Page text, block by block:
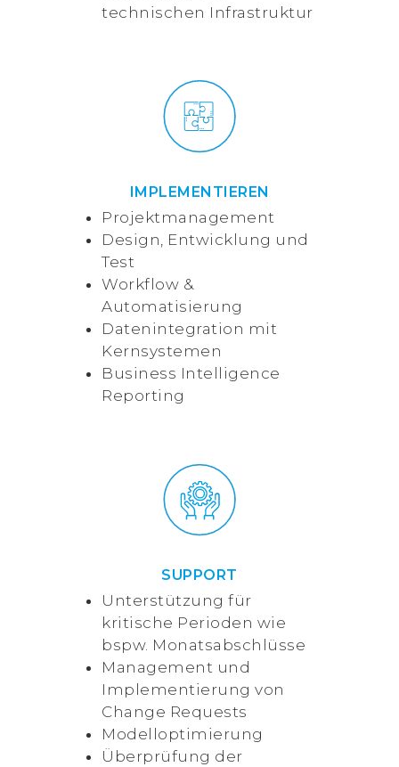
technischen Infrastruktur
IMPLEMENTIEREN
Projektmanagement
Design, Entwicklung und
Test
Workflow &
Automatisierung
Datenintegration mit
Kernsystemen
Business Intelligence
Reporting
SUPPORT
Unterstützung für
kritische Perioden wie
bspw. Monatsabschlüsse
Management und
Implementierung von
Change Requests
Modelloptimierung
Überprüfung der